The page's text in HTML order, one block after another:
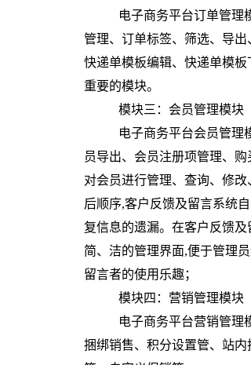
电子商务平台订单管理
管理、订单标签、筛选、导
快递单模板编辑、快递单模
重要的模块。
模块三：会员管理模块
电子商务平台会员管理
员导出、会员注册项管理、
对会员进行管理、查询、修
后顺序,客户反馈及留言系统
复信息的遗漏。在客户反馈
简、洁的管理界面,便于管理
留言者的使用乐趣；
模块四：营销管理模块
电子商务平台营销管理
捆绑销售、积分设置管、站